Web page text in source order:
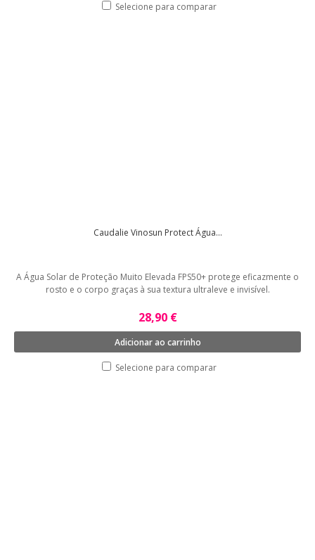
Selecione para comparar
Caudalie Vinosun Protect Água...
A Água Solar de Proteção Muito Elevada FPS50+ protege eficazmente o
rosto e o corpo graças à sua textura ultraleve e invisível.
28,90 €
Adicionar ao carrinho
Selecione para comparar